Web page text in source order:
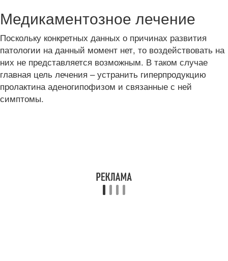
Медикаментозное лечение
Поскольку конкретных данных о причинах развития
патологии на данный момент нет, то воздействовать на
них не представляется возможным. В таком случае
главная цель лечения – устранить гиперпродукцию
пролактина аденогипофизом и связанные с ней
симптомы.